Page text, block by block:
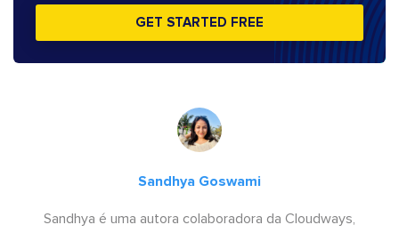
GET STARTED FREE
Sandhya Goswami
Sandhya é uma autora colaboradora da Cloudways,